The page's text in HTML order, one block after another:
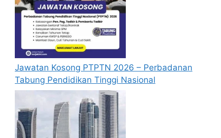
Jawatan Kosong PTPTN 2026 – Perbadanan
Tabung Pendidikan Tinggi Nasional